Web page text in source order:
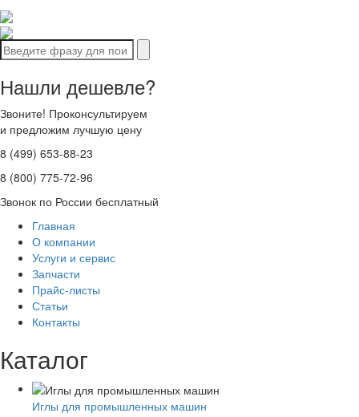
Нашли дешевле?
Звоните! Проконсультируем
и предложим лучшую цену
8 (499) 653-88-23
8 (800) 775-72-96
Звонок по России бесплатный
Главная
О компании
Услуги и сервис
Запчасти
Прайс-листы
Статьи
Контакты
Каталог
Иглы для промышленных машин